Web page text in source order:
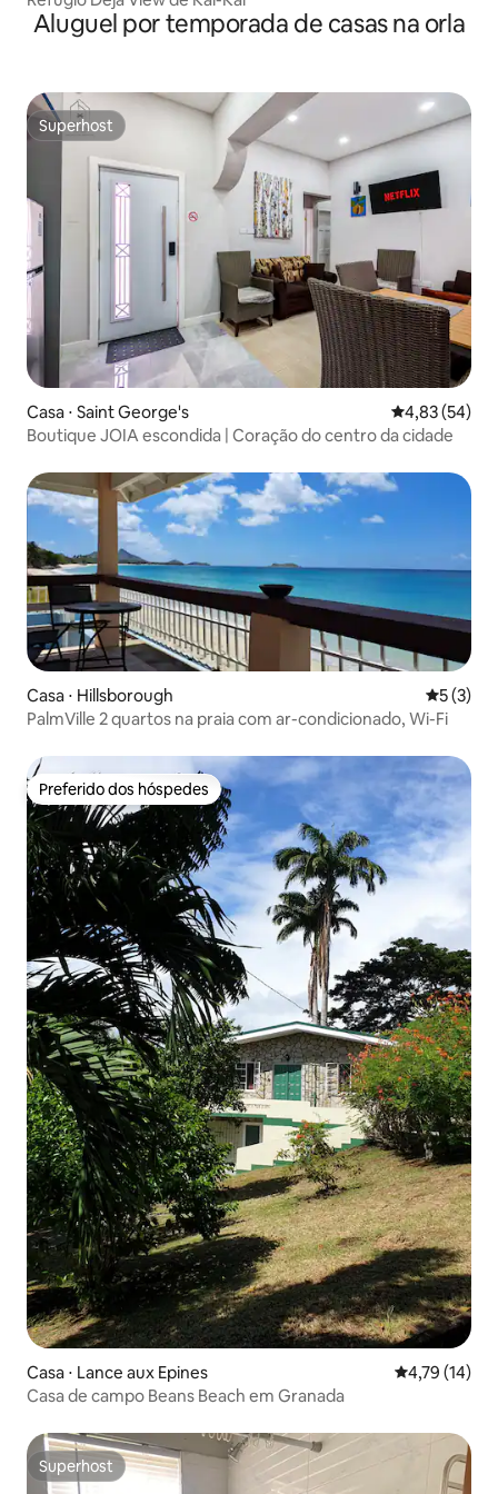
Aluguel por temporada de casas na orla
Superhost
Superhost
Casa ⋅ Saint George's 4,83 de uma
4,83 (54)
Boutique JOIA escondida | Coração do centro da cidade
Casa ⋅ Hillsborough 5 de
5 (3)
PalmVille 2 quartos na praia com ar-condicionado, Wi-Fi
Preferido dos hóspedes
Preferido dos hóspedes
Casa ⋅ Lance aux Epines 4,79 de uma
4,79 (14)
Casa de campo Beans Beach em Granada
Superhost
Superhost